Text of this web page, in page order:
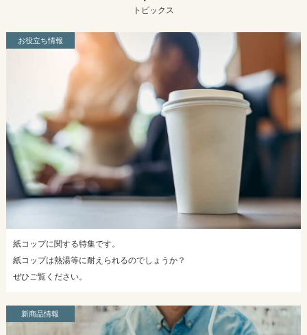
トピックス
お役立ち情報
紙コップに関する特集です。
紙コップは熱湯等に耐えられるのでしょうか？
ぜひご覧ください。
新商品情報